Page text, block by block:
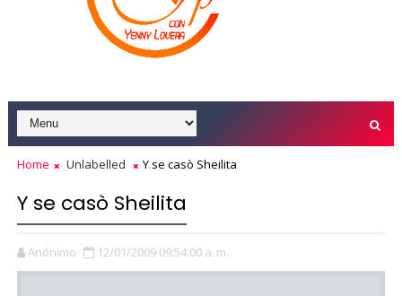
Home Unlabelled Y se casò Sheilita
Y se casò Sheilita
Anónimo 12/01/2009 09:54:00 a. m.